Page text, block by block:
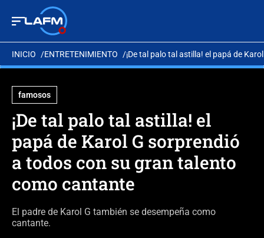
INICIO ENTRETENIMIENTO ¡De tal palo tal astilla! el papá de
famosos
¡De tal palo tal astilla! el
papá de Karol G sorprendió
a todos con su gran talento
como cantante
El padre de Karol G también se desempeña como
cantante.